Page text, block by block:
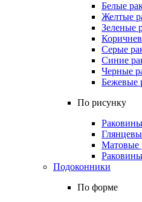
Белые
Желтые
Зеленые
Серые
Синие
Черные
Бежевые
По рисунку
Матовые
Подоконники
По форме